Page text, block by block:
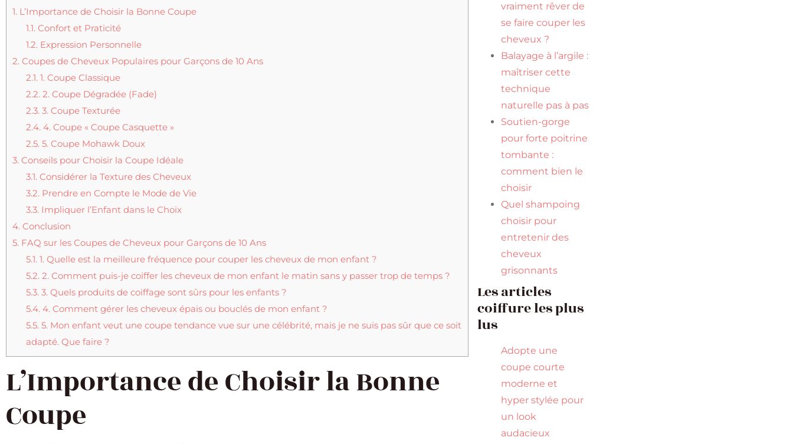
1. L’Importance de Choisir la Bonne Coupe
1.1.Confort et Praticité
1.2.Expression Personnelle
2. Coupes de Cheveux Populaires pour Garçons de 10 Ans
2.1.1. Coupe Classique
2.2.2. Coupe Dégradée (Fade)
2.3.3. Coupe Texturée
2.4.4. Coupe « Coupe Casquette »
2.5.5. Coupe Mohawk Doux
3. Conseils pour Choisir la Coupe Idéale
3.1.Considérer la Texture des Cheveux
3.2.Prendre en Compte le Mode de Vie
3.3.Impliquer l’Enfant dans le Choix
4. Conclusion
5. FAQ sur les Coupes de Cheveux pour Garçons de 10 Ans
5.1.1. Quelle est la meilleure fréquence pour couper les cheveux de mon enfant ?
5.2.2. Comment puis-je coiffer les cheveux de mon enfant le matin sans y passer trop de temps ?
5.3.3. Quels produits de coiffage sont sûrs pour les enfants ?
5.4.4. Comment gérer les cheveux épais ou bouclés de mon enfant ?
5.5.5. Mon enfant veut une coupe tendance vue sur une célébrité, mais je ne suis pas sûr que ce soit
adapté. Que faire ?
L’Importance de Choisir la Bonne
Coupe
vraiment rêver de
se faire couper les
cheveux ?
Balayage à l’argile :
maîtriser cette
technique
naturelle pas à pas
Soutien-gorge
pour forte poitrine
tombante :
comment bien le
choisir
Quel shampoing
choisir pour
entretenir des
cheveux
grisonnants
Les articles
coiffure les plus
lus
Adopte une
coupe courte
moderne et
hyper stylée pour
un look
audacieux